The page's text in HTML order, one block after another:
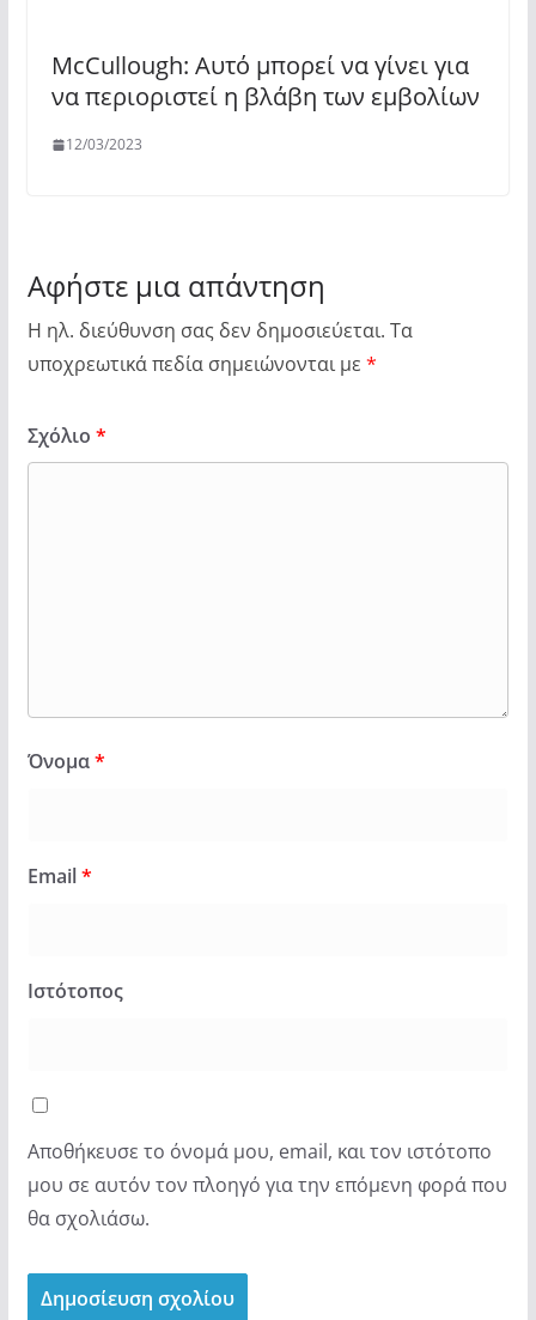
McCullough: Αυτό μπορεί να γίνει για
να περιοριστεί η βλάβη των εμβολίων
12/03/2023
Αφήστε μια απάντηση
Η ηλ. διεύθυνση σας δεν δημοσιεύεται. Τα
υποχρεωτικά πεδία σημειώνονται με *
Σχόλιο *
Όνομα*
Email*
Ιστότοπος
Αποθήκευσε το όνομά μου, email, και τον ιστότοπο
μου σε αυτόν τον πλοηγό για την επόμενη φορά που
θα σχολιάσω.